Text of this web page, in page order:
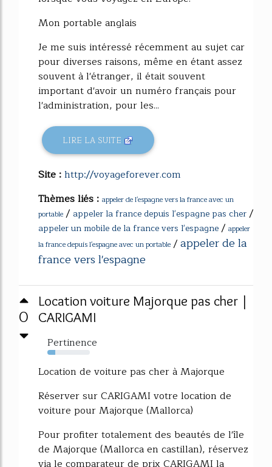
Mon portable anglais
Je me suis intéressé récemment au sujet car
pour diverses raisons, même en étant assez
souvent à l'étranger, il était souvent
important d'avoir un numéro français pour
l'administration, pour les...
LIRE LA SUITE
Site :http://voyageforever.com
Thèmes liés : appeler de l'espagne vers la france avec un
portable / appeler la france depuis l'espagne pas cher/
appeler un mobile de la france vers l'espagne/ appeler
la france depuis l'espagne avec un portable /appeler de la
france vers l'espagne
0
Location voiture Majorque pas cher |
CARIGAMI
Pertinence
18%
Location de voiture pas cher à Majorque
Réserver sur CARIGAMI votre location de
voiture pour Majorque (Mallorca)
Pour profiter totalement des beautés de l'île
de Majorque (Mallorca en castillan), réservez